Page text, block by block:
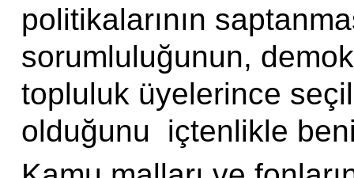
politikalarının
sorumluluğunun,
topluluk üyelerince
olduğunu içtenlikle